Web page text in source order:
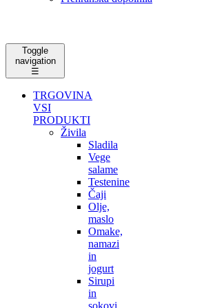
Toggle
navigation
☰
TRGOVINA
VSI
PRODUKTI
Živila
Sladila
Vege
salame
Testenine
Čaji
Olje,
maslo
Omake,
namazi
in
jogurt
Sirupi
in
sokovi